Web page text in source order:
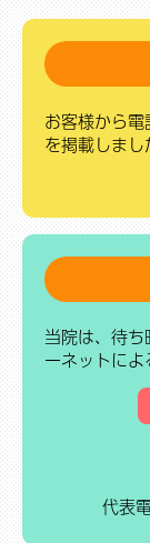
お客様から
を掲載しまし
当院は、待
ーネットによ
代表